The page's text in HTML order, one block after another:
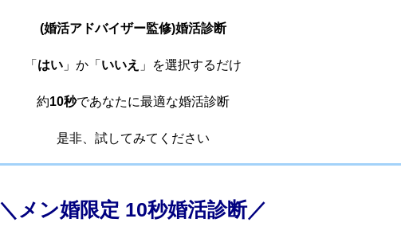
(婚活アドバイザー監修)婚活診断
「 はい」か「 いいえ 」を選択するだけ
約10秒であなたに最適な婚活診断
是非、試してみてください
＼メン婚限定 10秒婚活診断／